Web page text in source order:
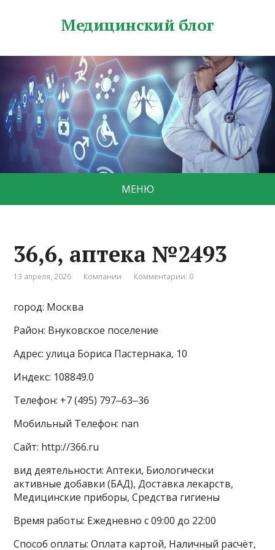
Медицинский блог
МЕНЮ
36,6, аптека №2493
13 апреля, 2026 Компании Комментарии: 0
город: Москва
Район: Внуковское поселение
Адрес: улица Бориса Пастернака, 10
Индекс: 108849.0
Телефон: +7 (495) 797‒63‒36
Мобильный Телефон: nan
Сайт: http://366.ru
вид деятельности: Аптеки, Биологически
активные добавки (БАД), Доставка лекарств,
Медицинские приборы, Средства гигиены
Время работы: Ежедневно с 09:00 до 22:00
Способ оплаты: Оплата картой, Наличный расчёт,